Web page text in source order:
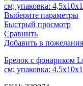
Выберите параметры
Быстрый просмотр
Сравнить
Добавить в пожелания
Брелок с фонариком
см; упаковка: